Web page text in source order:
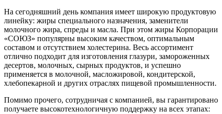
На сегодняшний день компания имеет широкую продуктовую
линейку: жиры специального назначения, заменители
молочного жира, спреды и масла. При этом жиры Корпорации
«СОЮЗ» популярны высоким качеством, оптимальным
составом и отсутствием холестерина. Весь ассортимент
отлично подходит для изготовления глазури, замороженных
десертов, молочных, сырных продуктов, и успешно
применяется в молочной, масложировой, кондитерской,
хлебопекарной и других отраслях пищевой промышленности.
Помимо прочего, сотрудничая с компанией, вы гарантировано
получаете высокотехнологичную поддержку на всех этапах: